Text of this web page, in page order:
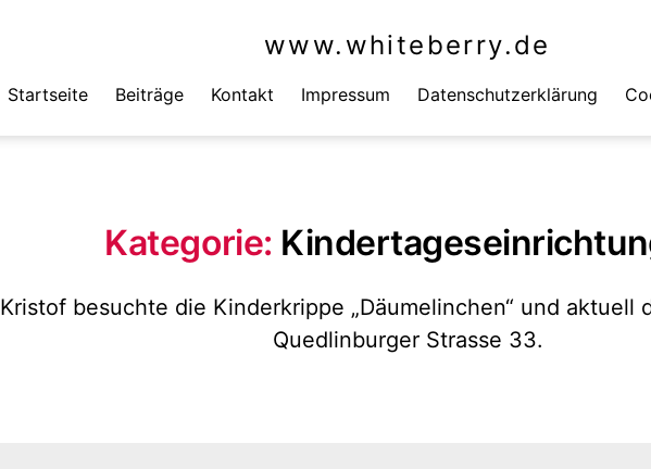
www.whiteberry.de
Startseite Beiträge Kontakt Impressum Datenschutzerklärung
Kategorie:
Kristof besuchte die Kinderkrippe „Däumelinchen“ und aktuell
Quedlinburger Strasse 33.